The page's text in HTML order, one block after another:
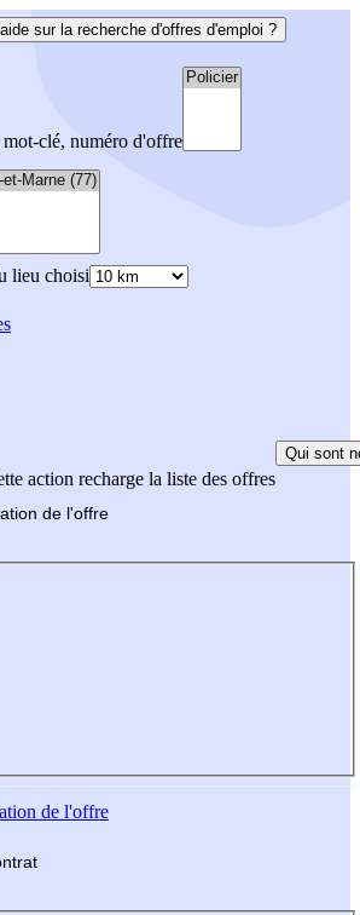
sur la recherche d'offres d'emploi ?
clé, numéro d'offre
lieu choisi
action recharge la liste des offres
Qui sont
de l'offre
de l'offre